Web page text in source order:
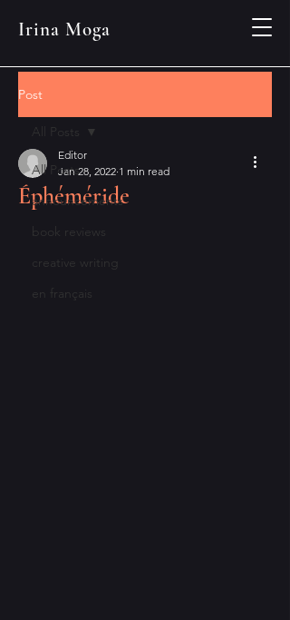
Irina Moga
Post
All Posts
announcements
book reviews
creative writing
en français
All Posts
Éphéméride
Editor
Jan 28, 2022 1 min read